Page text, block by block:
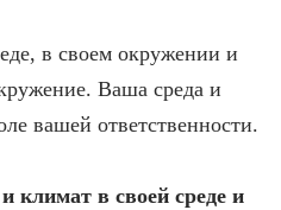
в своем окружении и
Ваша среда и
вашей ответственности.
климат в своей среде и